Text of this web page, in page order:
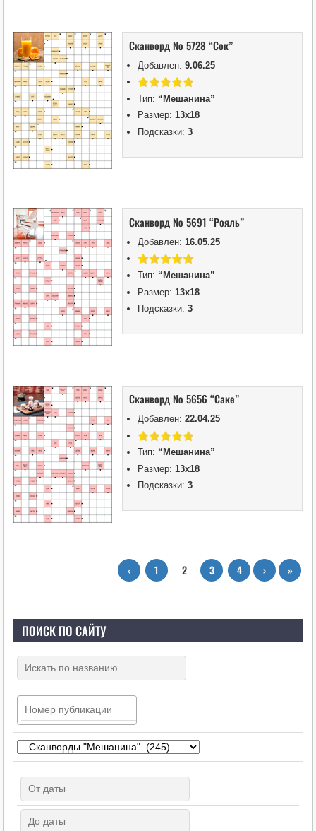
Сканворд № 5728 “Сок”
Добавлен:9.06.25
Тип: “Мешанина”
Размер:13х18
Подсказки:3
Сканворд № 5691 “Рояль”
Добавлен: 16.05.25
Тип: “Мешанина”
Размер: 13х18
Подсказки:3
Сканворд № 5656 “Саке”
Добавлен:22.04.25
Тип: “Мешанина”
Размер: 13х18
Подсказки:3
‹ 1 2 3 4 › »
ПОИСК ПО САЙТУ